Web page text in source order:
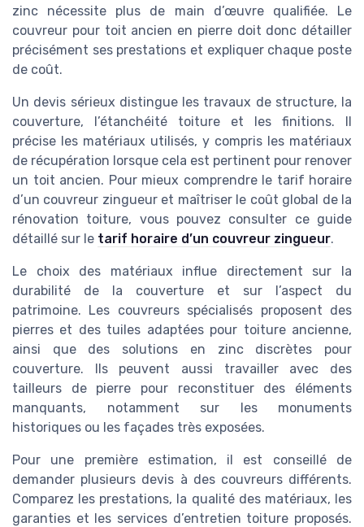
zinc nécessite plus de main d’œuvre qualifiée. Le
couvreur pour toit ancien en pierre doit donc détailler
précisément ses prestations et expliquer chaque poste
de coût.
Un devis sérieux distingue les travaux de structure, la
couverture, l’étanchéité toiture et les finitions. Il
précise les matériaux utilisés, y compris les matériaux
de récupération lorsque cela est pertinent pour renover
un toit ancien. Pour mieux comprendre le tarif horaire
d’un couvreur zingueur et maîtriser le coût global de la
rénovation toiture, vous pouvez consulter ce guide
détaillé sur le tarif horaire d’un couvreur zingueur.
Le choix des matériaux influe directement sur la
durabilité de la couverture et sur l’aspect du
patrimoine. Les couvreurs spécialisés proposent des
pierres et des tuiles adaptées pour toiture ancienne,
ainsi que des solutions en zinc discrètes pour
couverture. Ils peuvent aussi travailler avec des
tailleurs de pierre pour reconstituer des éléments
manquants, notamment sur les monuments
historiques ou les façades très exposées.
Pour une première estimation, il est conseillé de
demander plusieurs devis à des couvreurs différents.
Comparez les prestations, la qualité des matériaux, les
garanties et les services d’entretien toiture proposés.